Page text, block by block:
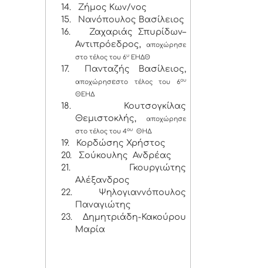
14.
Ζήμος Κων/νος
15.
Νανόπουλος Βασίλειος
16.
Ζαχαριάς Σπυρίδων–
Αντιπρόεδρος,
αποχώρησε
στο τέλος του 6υ ΕΗΔΘ
17. Πανταζής Βασίλειος,
αποχώρησεστο τέλος του 6ου
ΘΕΗΔ
18.
Κουτσογκίλας
Θεμιστοκλής, αποχώρησε
στο τέλος του 4ου ΘΗΔ
19.
Κορδώσης Χρήστος
20.
Σούκουλης Ανδρέας
21.
Γκουργιώτης
Αλέξανδρος
22.
Ψηλογιαννόπουλος
Παναγιώτης
23.
Δημητριάδη-Κακούρου
Μαρία